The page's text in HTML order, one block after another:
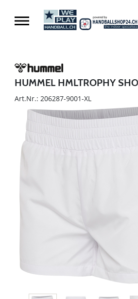
HUMMEL HMLTROPHY
Art.Nr.: 206287-9001-XL